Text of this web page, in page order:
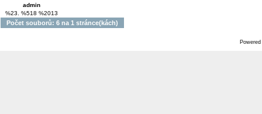
admin
%23. %518 %2013
Počet souborů: 6 na 1 stránce(kách)